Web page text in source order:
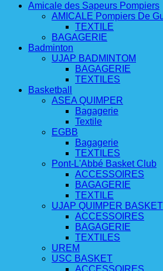
Amicale des Sapeurs Pompiers
AMICALE Pompiers De
TEXTILE
BAGAGERIE
Badminton
UJAP BADMINTOM
BAGAGERIE
TEXTILES
Basketball
ASEA QUIMPER
Bagagerie
Textile
EGBB
Bagagerie
TEXTILES
Pont-L'Abbé Basket Club
ACCESSOIRES
BAGAGERIE
TEXTILE
UJAP QUIMPER BASKET
ACCESSOIRES
BAGAGERIE
TEXTILES
UREM
USC BASKET